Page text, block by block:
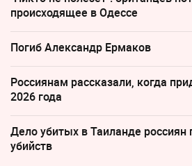
происходящее в Одессе
Погиб Александр Ермаков
Россиянам рассказали, когда
2026 года
Дело убитых в Таиланде россиян
убийств